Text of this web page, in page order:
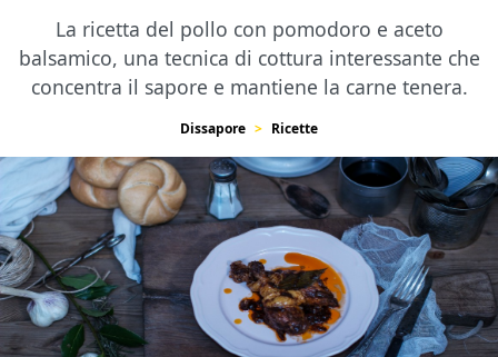
La ricetta del pollo con pomodoro e aceto
balsamico, una tecnica di cottura interessante che
concentra il sapore e mantiene la carne tenera.
Dissapore Ricette